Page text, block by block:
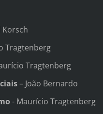
Korsch
Tragtenberg
Tragtenberg
– João Bernardo
- Maurício Tragtenberg